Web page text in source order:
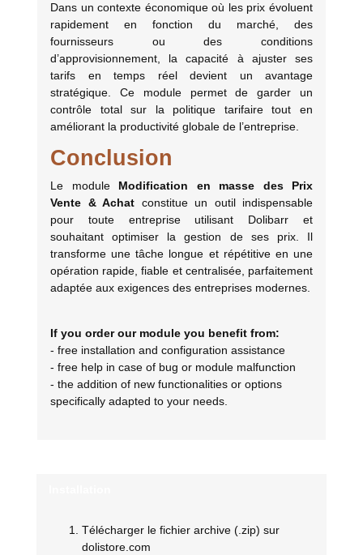
Dans un contexte économique où les prix évoluent
rapidement en fonction du marché, des
fournisseurs ou des conditions
d’approvisionnement, la capacité à ajuster ses
tarifs en temps réel devient un avantage
stratégique. Ce module permet de garder un
contrôle total sur la politique tarifaire tout en
améliorant la productivité globale de l’entreprise.
Conclusion
Le module Modification en masse des Prix
Vente & Achat constitue un outil indispensable
pour toute entreprise utilisant Dolibarr et
souhaitant optimiser la gestion de ses prix. Il
transforme une tâche longue et répétitive en une
opération rapide, fiable et centralisée, parfaitement
adaptée aux exigences des entreprises modernes.
If you order our module you benefit from:
- free installation and configuration assistance
- free help in case of bug or module malfunction
- the addition of new functionalities or options
specifically adapted to your needs.
Télécharger le fichier archive (.zip) sur
dolistore.com